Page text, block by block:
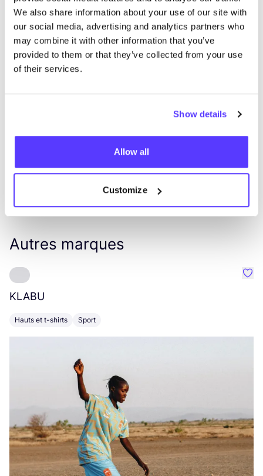
We also share information about your use of our site with
our social media, advertising and analytics partners who
may combine it with other information that you’ve
provided to them or that they’ve collected from your use
of their services.
Show details
Allow all
Customize
Ajouter à l'itinéraire Visiter la boutique en ligne
Autres marques
KLABU
Hauts et t-shirts Sport